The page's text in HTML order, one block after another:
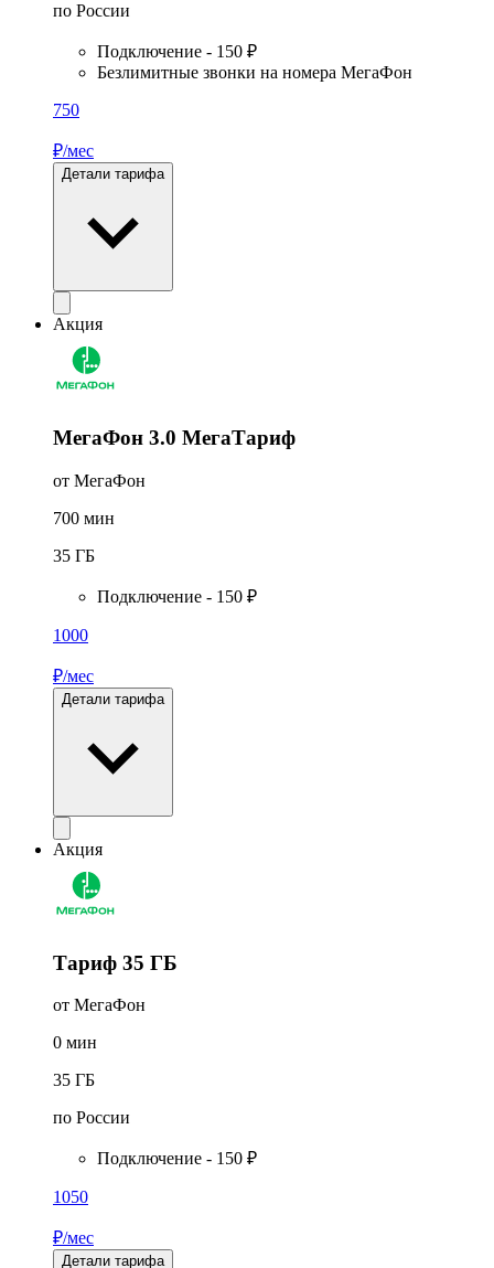
по России
Подключение - 150 ₽
Безлимитные звонки на номера МегаФон
750
₽/мес
Детали тарифа
Акция
МегаФон 3.0 МегаТариф
от МегаФон
700 мин
35 ГБ
Подключение - 150 ₽
1000
₽/мес
Детали тарифа
Акция
Тариф 35 ГБ
от МегаФон
0 мин
35 ГБ
по России
Подключение - 150 ₽
1050
₽/мес
Детали тарифа